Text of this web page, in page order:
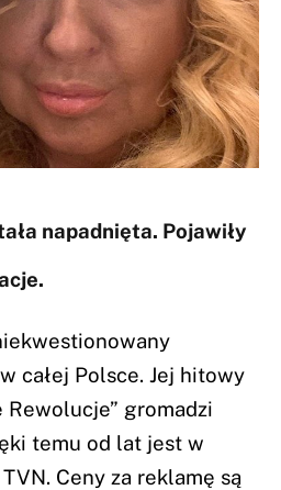
napadnięta. Pojawiły
całej Polsce. Jej hitowy
Rewolucje” gromadzi
temu od lat jest w
Ceny za reklamę są